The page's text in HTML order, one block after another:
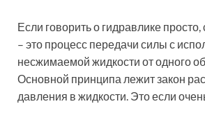
Если говорить о гидравлике
– это процесс передачи силы с
несжимаемой жидкости от одного
Основной принципа лежит закон
давления в жидкости. Это если